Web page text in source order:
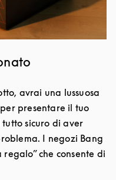
avrai una lussuosa
presentare il tuo
sicuro di aver
I negozi Bang
che consente di